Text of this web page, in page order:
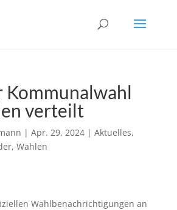
Kommunalwahl
verteilt
| Apr. 29, 2024| Aktuelles,
, Wahlen
Wahlbenachrichtigungen an